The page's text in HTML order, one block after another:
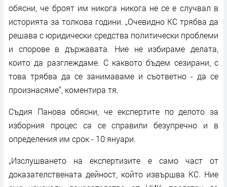
обясни, че броят им никога никога не се е случвал в
историята за толкова години. „Очевидно КС трябва да
решава с юридически средства политически проблеми
и спорове в държавата. Ние не избираме делата,
които да разглеждаме. С каквото бъдем сезирани, с
това трябва да се занимаваме и съответно - да се
произнасяме“, коментира тя.
Съдия Панова обясни, че експертите по делото за
изборния процес са се справили безупречно и в
определения им срок - 10 януари.
„Изслушването на експертизите е само част от
доказателствената дейност, който извършва КС. Ние